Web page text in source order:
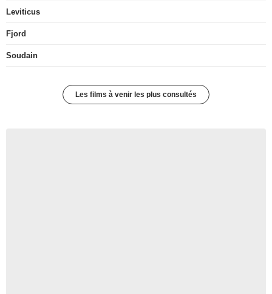
Leviticus
Fjord
Soudain
Les films à venir les plus consultés